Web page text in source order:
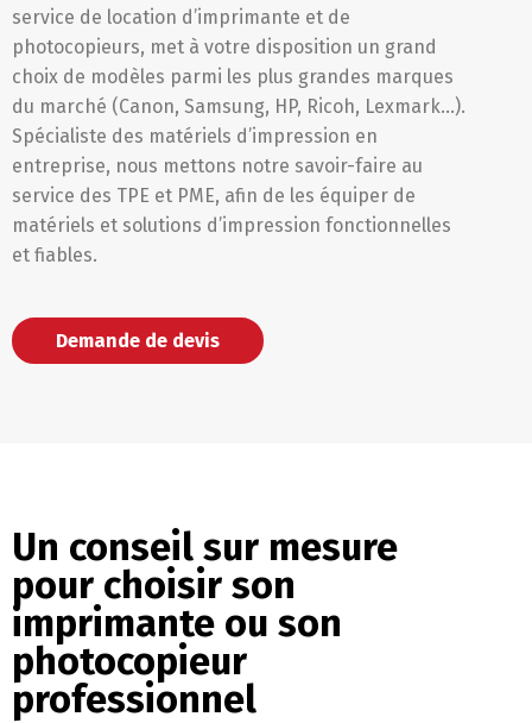
service de location d’imprimante et de
photocopieurs, met à votre disposition un grand
choix de modèles parmi les plus grandes marques
du marché (Canon, Samsung, HP, Ricoh, Lexmark…).
Spécialiste des matériels d’impression en
entreprise, nous mettons notre savoir-faire au
service des TPE et PME, afin de les équiper de
matériels et solutions d’impression fonctionnelles
et fiables.
Demande de devis
Un conseil sur mesure
pour choisir son
imprimante ou son
photocopieur
professionnel